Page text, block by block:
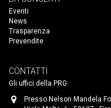
Eventi
News
Trasparenza
Prevendite
CONTATTI
Gli uffici della PRG
Presso Nelson Mandela